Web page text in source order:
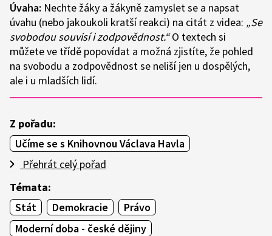
Úvaha: Nechte žáky a žákyně zamyslet se a napsat
úvahu (nebo jakoukoli kratší reakci) na citát z videa: „Se
svobodou souvisí i zodpovědnost.“O textech si
můžete ve třídě popovídat a možná zjistíte, že pohled
na svobodu a zodpovědnost se neliší jen u dospělých,
ale i u mladších lidí.
Z pořadu:
Učíme se s Knihovnou Václava Havla
Přehrát celý pořad
Témata:
Stát
Demokracie
Právo
Moderní doba - české dějiny